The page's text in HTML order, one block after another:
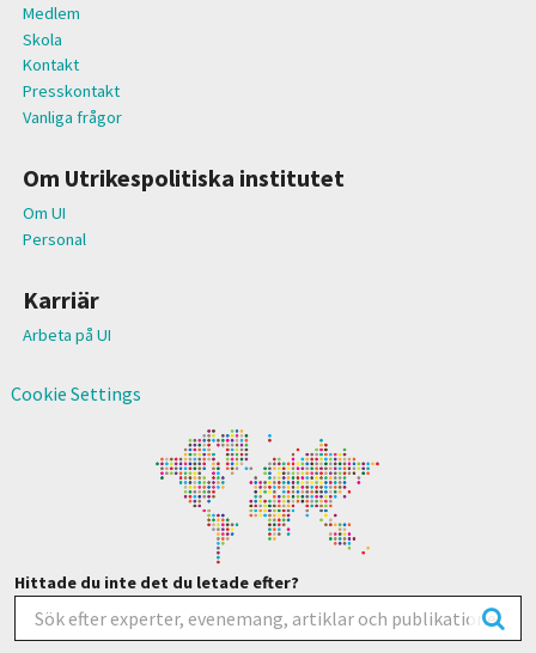
Medlem
Skola
Kontakt
Presskontakt
Vanliga frågor
Om Utrikespolitiska institutet
Om UI
Personal
Karriär
Arbeta på UI
Cookie Settings
Hittade du inte det du letade efter?